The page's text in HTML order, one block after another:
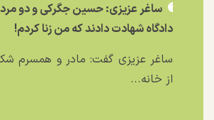
ساغر عزیزی: حسین جگرکی و دو مرد
دادگاه شهادت دادند که من زنا کردم!
ساغر عزیزی گفت: مادر و همسرم
از خانه...